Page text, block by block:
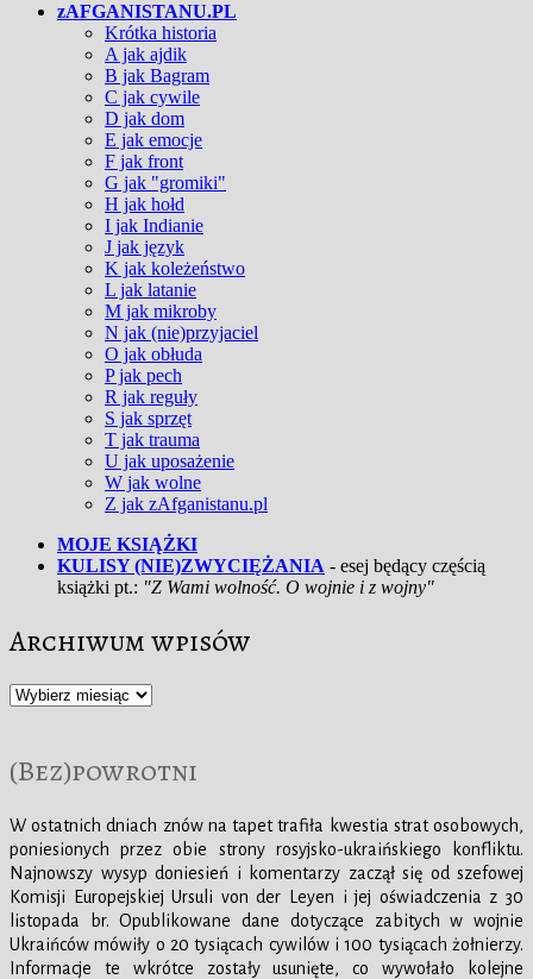
zAFGANISTANU.PL
Krótka historia
A jak ajdik
B jak Bagram
C jak cywile
D jak dom
E jak emocje
F jak front
G jak "gromiki"
H jak hołd
I jak Indianie
J jak język
K jak koleżeństwo
L jak latanie
M jak mikroby
N jak (nie)przyjaciel
O jak obłuda
P jak pech
R jak reguły
S jak sprzęt
T jak trauma
U jak uposażenie
W jak wolne
Z jak zAfganistanu.pl
MOJE KSIĄŻKI
KULISY (NIE)ZWYCIĘŻANIA - esej będący częścią
książki pt.: "Z Wami wolność. O wojnie i z wojny"
Archiwum wpisów
Archiwum
(Bez)powrotni
W ostatnich dniach znów na tapet trafiła kwestia strat osobowych,
poniesionych przez obie strony rosyjsko-ukraińskiego konfliktu.
Najnowszy wysyp doniesień i komentarzy zaczął się od szefowej
Komisji Europejskiej Ursuli von der Leyen i jej oświadczenia z 30
listopada br. Opublikowane dane dotyczące zabitych w wojnie
Ukraińców mówiły o 20 tysiącach cywilów i 100 tysiącach żołnierzy.
Informacje te wkrótce zostały usunięte, co wywołało kolejne